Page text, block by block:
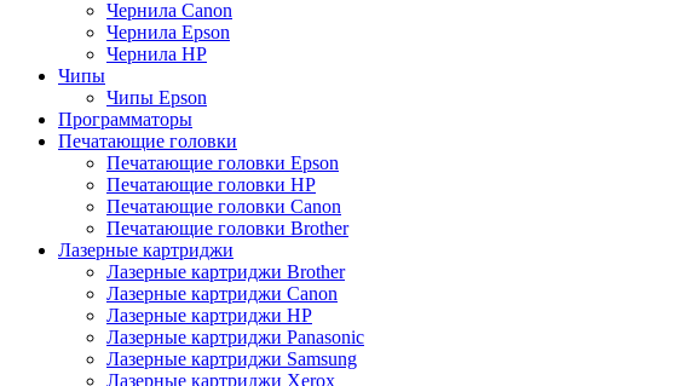
Чернила Canon
Чернила Epson
Чернила HP
Чипы
Чипы Epson
Программаторы
Печатающие головки
Печатающие головки Epson
Печатающие головки HP
Печатающие головки Canon
Печатающие головки Brother
Лазерные картриджи
Лазерные картриджи Brother
Лазерные картриджи Canon
Лазерные картриджи HP
Лазерные картриджи Panasonic
Лазерные картриджи Samsung
Лазерные картриджи Xerox